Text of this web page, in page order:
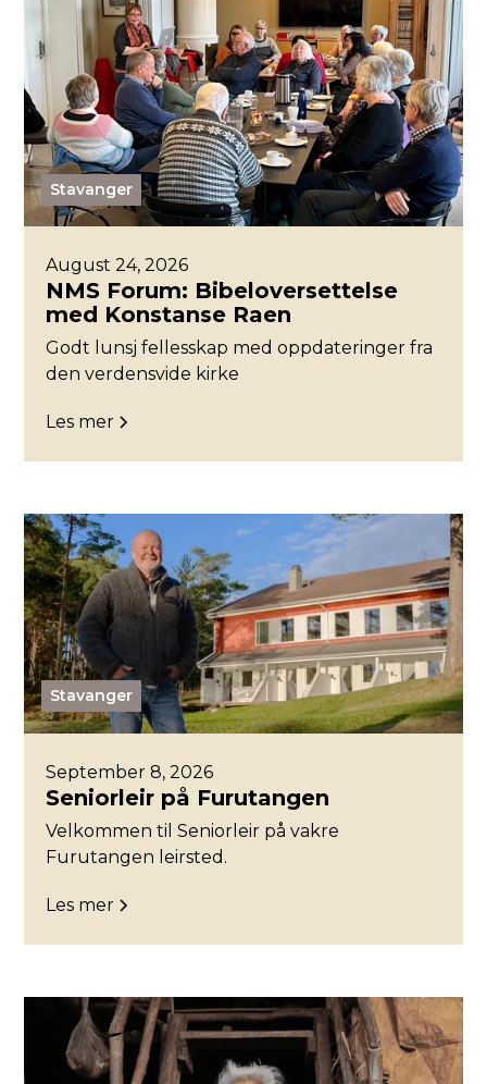
Stavanger
August 24, 2026
NMS Forum: Bibeloversettelse
med Konstanse Raen
Godt lunsj fellesskap med oppdateringer fra
den verdensvide kirke
Les mer
Stavanger
September 8, 2026
Seniorleir på Furutangen
Velkommen til Seniorleir på vakre
Furutangen leirsted.
Les mer